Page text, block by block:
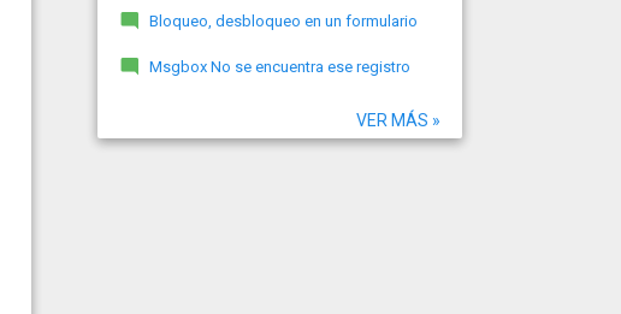
Bloqueo, desbloqueo en un formulario
Msgbox No se encuentra ese registro
VER MÁS »